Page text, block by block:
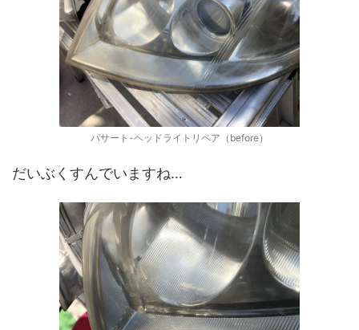
パサート-ヘッドライトリペア（before）
だいぶくすんでいますね…